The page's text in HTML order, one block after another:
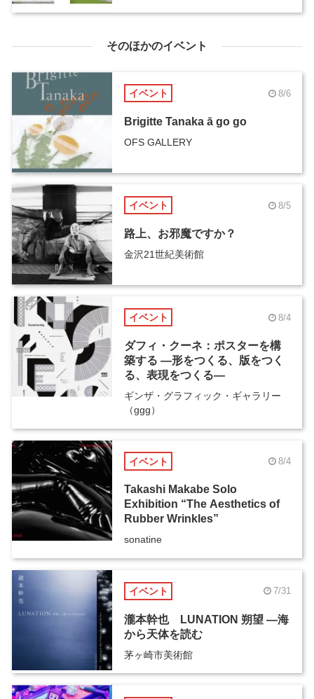
そのほかのイベント
イベント 8/6
Brigitte Tanaka ā go go
OFS GALLERY
イベント 8/5
路上、お邪魔ですか？
金沢21世紀美術館
イベント 8/4
ダフィ・クーネ：ポスターを構
築する ―形をつくる、版をつく
る、表現をつくる―
ギンザ・グラフィック・ギャラリー
（ggg）
イベント 8/4
Takashi Makabe Solo
Exhibition “The Aesthetics of
Rubber Wrinkles”
sonatine
イベント 7/31
瀧本幹也 LUNATION 朔望 ―海
から天体を読む
茅ヶ崎市美術館